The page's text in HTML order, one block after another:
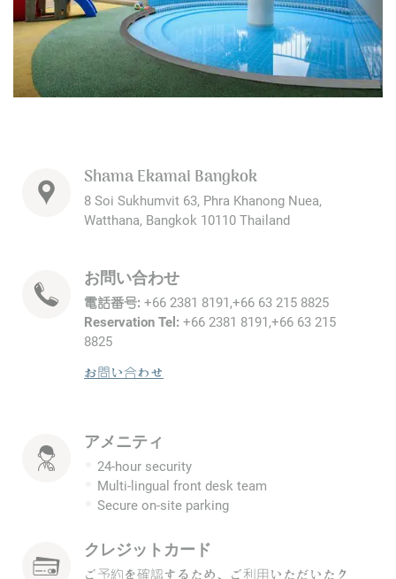
Shama Ekamai Bangkok
8 Soi Sukhumvit 63, Phra Khanong Nuea,
Watthana, Bangkok 10110 Thailand
お問い合わせ
電話番号: +66 2381 8191,+66 63 215 8825
Reservation Tel: +66 2381 8191,+66 63 215
8825
お問い合わせ
アメニティ
24-hour security
Multi-lingual front desk team
Secure on-site parking
クレジットカード
ご予約を確認するため、ご利用いただいたク